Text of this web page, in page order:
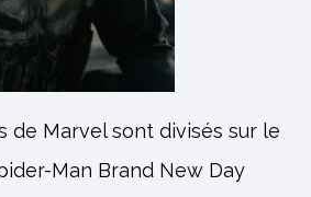
de Marvel sont divisés sur le
Man Brand New Day